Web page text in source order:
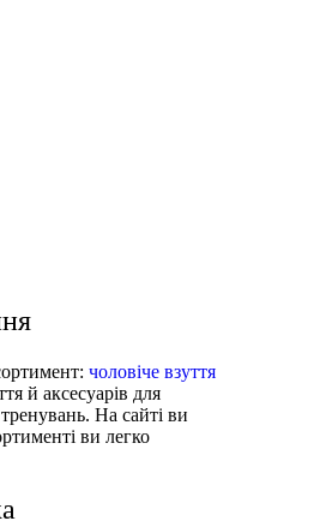
чоловіче взуття
й аксесуарів для
На сайті ви
ви легко